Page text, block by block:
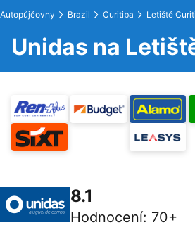
Autopůjčovny Brazil Curitiba Letiště
Unidas na
8.1
Hodnocení: 70+